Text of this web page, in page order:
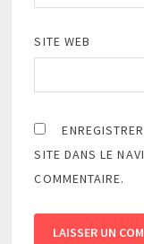
SITE WEB
SITE DANS LE
COMMENTAIRE.